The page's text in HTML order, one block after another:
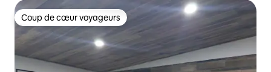
Coup de cœur voyageurs
Coup de cœur voyageurs